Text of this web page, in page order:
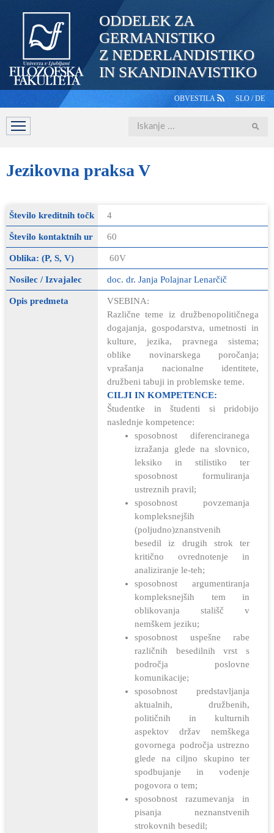
ODDELEK ZA
GERMANISTIKO
Z NEDERLANDISTIKO
IN SKANDINAVISTIKO
OBVESTILA SLO /DE
DOMOV ŠTUDIJ
Iskanje
Jezikovna praksa V
Število kreditnih točk 4
Število kontaktnih ur 60
Oblika: (P, S, V) 60V
Nosilec / Izvajalec doc. dr. Janja Polajnar Lenarčič
Opis predmeta
VSEBINA:
Različne teme iz družbenopolitičnega
dogajanja, gospodarstva, umetnosti in
kulture, jezika, pravnega sistema;
oblike novinarskega poročanja;
vprašanja nacionalne identitete,
družbeni tabuji in problemske teme.
CILJI IN KOMPETENCE:
Študentke in študenti si pridobijo
naslednje kompetence:
sposobnost diferenciranega
izražanja glede na slovnico,
leksiko in stilistiko ter
sposobnost formuliranja
ustreznih pravil;
sposobnost povzemanja
kompleksnejših
(poljudno)znanstvenih
besedil iz drugih strok ter
kritično ovrednotenje in
analiziranje le-teh;
sposobnost argumentiranja
kompleksnejših tem in
oblikovanja stališč v
nemškem jeziku;
sposobnost uspešne rabe
različnih besedilnih vrst s
področja poslovne
komunikacije;
sposobnost predstavljanja
aktualnih, družbenih,
političnih in kulturnih
aspektov držav nemškega
govornega področja ustrezno
glede na ciljno skupino ter
spodbujanje in vodenje
pogovora o tem;
sposobnost razumevanja in
pisanja neznanstvenih
strokovnih besedil;